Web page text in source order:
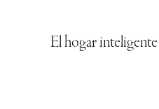
El hogar inteligente